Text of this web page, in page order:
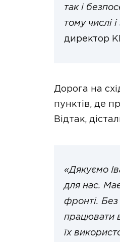
так і
тому числі
директор
Дорога на
пунктів, де
Відтак,
«Дякуємо
для нас.
фронті.
працювати
їх